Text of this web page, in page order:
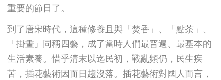
重要的節日了。
到了唐宋時代，這種修養且與「焚香」、「點茶」、
「掛畫」同稱四藝，成了當時人們最普遍、最基本的
生活素養。惜乎清末以迄民初，戰亂頻仍，民生疾
苦，插花藝術因而日趨沒落。插花藝術對國人而言，